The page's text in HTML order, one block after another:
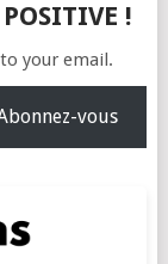
!
your email.
vous